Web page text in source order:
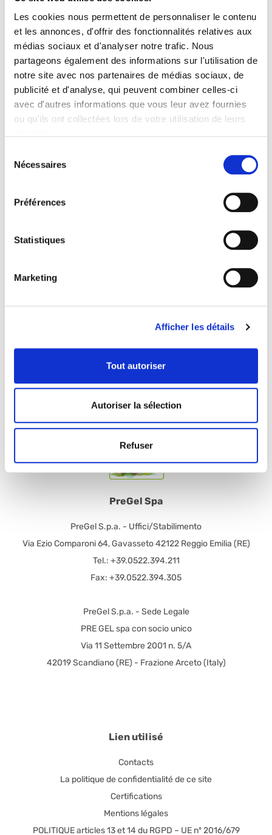
Les cookies nous permettent de personnaliser le contenu
et les annonces, d'offrir des fonctionnalités relatives aux
médias sociaux et d'analyser notre trafic. Nous
partageons également des informations sur l'utilisation de
notre site avec nos partenaires de médias sociaux, de
publicité et d'analyse, qui peuvent combiner celles-ci
avec d'autres informations que vous leur avez fournies
ou qu'ils ont collectées lors de votre utilisation de leurs
Nécessaires
Préférences
Statistiques
Marketing
Afficher les détails
Tout autoriser
Autoriser la sélection
Refuser
HAPPYTORTE SDL
68338
fiche produit
PRONTO SEMIFREDDO
66108
fiche produit
95128
PreGel Spa
PreGel S.p.a. - Uffici/Stabilimento
Via Ezio Comparoni 64, Gavasseto 42122 Reggio Emilia (RE)
Tel.: +39.0522.394.211
Fax: +39.0522.394.305
PreGel S.p.a. - Sede Legale
PRE GEL spa con socio unico
Via 11 Settembre 2001 n. 5/A
42019 Scandiano (RE) - Frazione Arceto (Italy)
Lien utilisé
Contacts
La politique de confidentialité de ce site
Certifications
Mentions légales
POLITIQUE articles 13 et 14 du RGPD – UE nº 2016/679
à nous contacter.